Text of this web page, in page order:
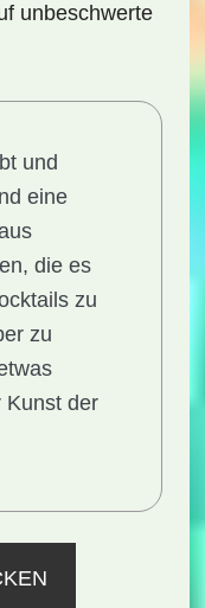
unbeschwerte
und
eine
die es
zu
zu
Kunst der